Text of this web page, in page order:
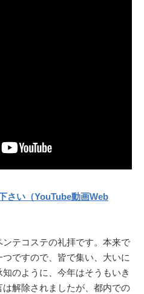
さい（YouTube動画Web
テコステの礼拝です。本来で
ですので、皆で集い、大いに
のように、今年はそうもいき
解除されましたが、都内での